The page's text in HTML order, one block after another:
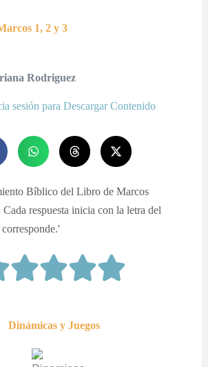
1, 2 y 3
Rodriguez
sesión para Descargar Contenido
Bíblico del Libro de Marcos
respuesta inicia con la letra del
Dinámicas y Juegos